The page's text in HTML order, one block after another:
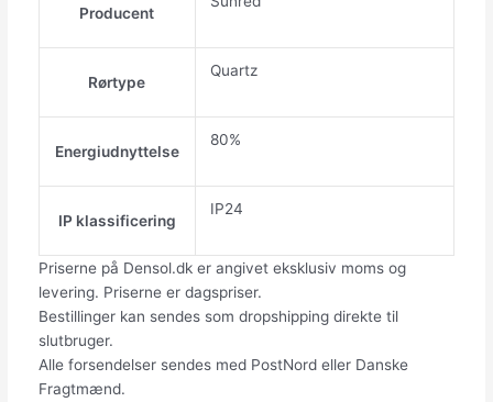
Producent
Rørtype
Quartz
Energiudnyttelse
80%
IP klassificering
IP24
Priserne på Densol.dk er angivet eksklusiv moms og
levering. Priserne er dagspriser.
Bestillinger kan sendes som dropshipping direkte til
slutbruger.
Alle forsendelser sendes med PostNord eller Danske
Fragtmænd.